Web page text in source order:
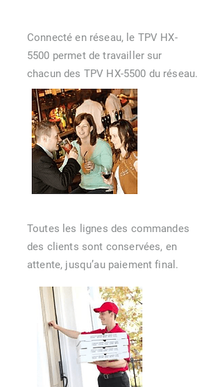
Connecté en réseau, le TPV HX-
5500 permet de travailler sur
chacun des TPV HX-5500 du réseau.
Toutes les lignes des commandes
des clients sont conservées, en
attente, jusqu’au paiement final.